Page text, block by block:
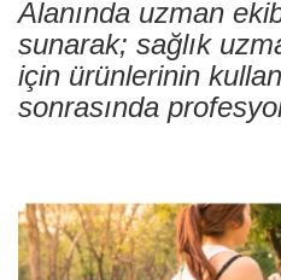
Alanında uzman
sunarak; sağlık
için ürünlerinin
sonrasında